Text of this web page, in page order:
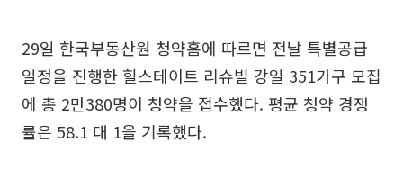
29일 한국부동산원 청약홈에 따르면 전날 특별공급
일정을 진행한 힐스테이트 리슈빌 강일 351가구 모집
에 총 2만380명이 청약을 접수했다. 평균 청약 경쟁
률은 58.1 대 1을 기록했다.